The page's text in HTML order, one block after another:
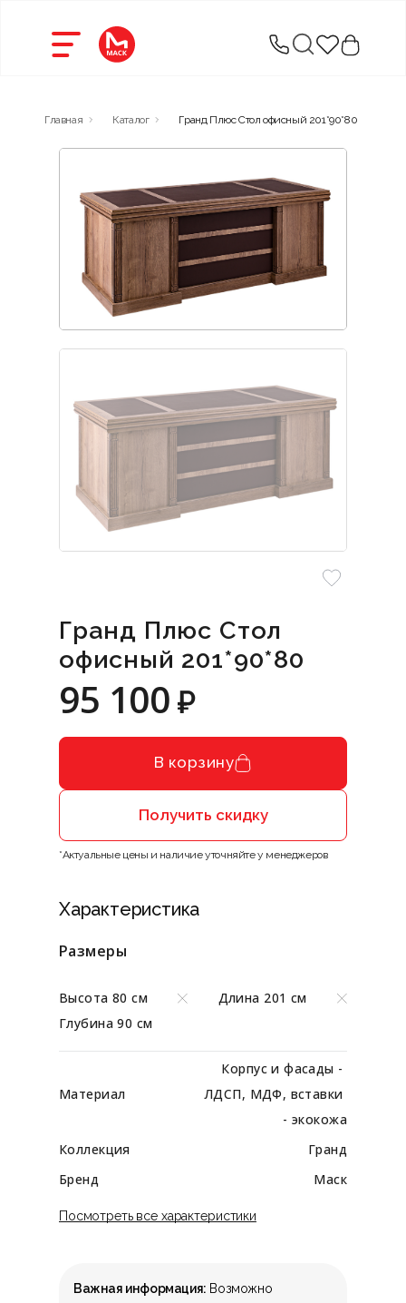
Главная Каталог Гранд Плюс Стол офисный 201*90*80
Гранд Плюс Стол
офисный 201*90*80
95 100 ₽
В корзину
Получить скидку
*Актуальные цены и наличие уточняйте у менеджеров
Характеристика
Размеры
Высота 80 см
Длина 201 см
Глубина 90 см
Материал
Корпус и фасады -
ЛДСП, МДФ, вставки
- экокожа
Коллекция
Гранд
Бренд
Маск
Посмотреть все характеристики
Важная информация: Возможно